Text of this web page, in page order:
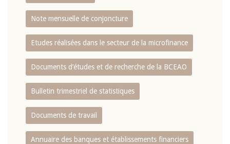
Note mensuelle de conjoncture
Etudes réalisées dans le secteur de la microfinance
Documents d’études et de recherche de la BCEAO
Bulletin trimestriel de statistiques
Documents de travail
Annuaire des banques et établissements financiers